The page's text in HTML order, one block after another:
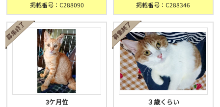
掲載番号：C288090 掲載番号：C288346
3ケ月位 ３歳くらい